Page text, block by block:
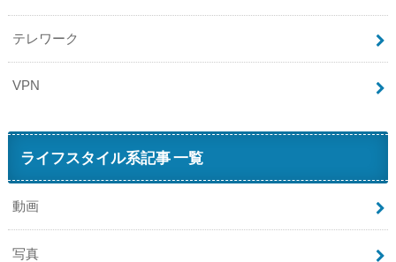
テレワーク
VPN
ライフスタイル系記事 一覧
動画
写真